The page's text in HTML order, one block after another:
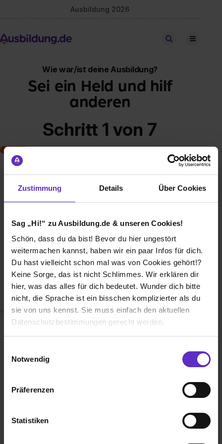
Zustimmung Details Über Cookies
Sag „Hi!“ zu Ausbildung.de & unseren Cookies!
Schön, dass du da bist! Bevor du hier ungestört
weitermachen kannst, haben wir ein paar Infos für dich.
Du hast vielleicht schon mal was von Cookies gehört!?
Keine Sorge, das ist nicht Schlimmes. Wir erklären dir
hier, was das alles für dich bedeutet. Wunder dich bitte
nicht, die Sprache ist ein bisschen komplizierter als du
sie von uns kennst. Sie muss einfach den aktuellen
Datenschutzbestimmungen gerecht werden.
Benutzung der Webseite getroffenen Einstellungen zu
Webseite zu analysieren („Statistiken“), um
Informationen zu deiner Verwendung unserer Website an
Notwendig
Präferenzen
Statistiken
Ausbildung 2026
Stellen finden
Wie war/ist deine Ausbildung?
Sei ein Held und hilf
anderen
Schritt 1 von 7
Klassische duale Berufsausbildung
Weiterbildung
Betriebsinterne Ausbildung
Abiturientenprogramm
Weiter zu Schritt 2
Studiumund